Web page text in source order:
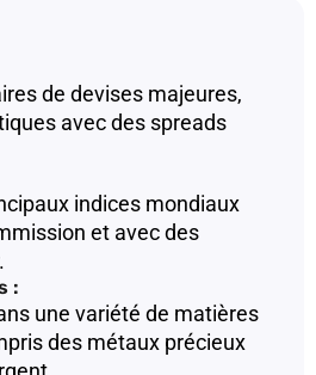
de devises majeures,
avec des spreads
indices mondiaux
et avec des
:
une variété de matières
des métaux précieux